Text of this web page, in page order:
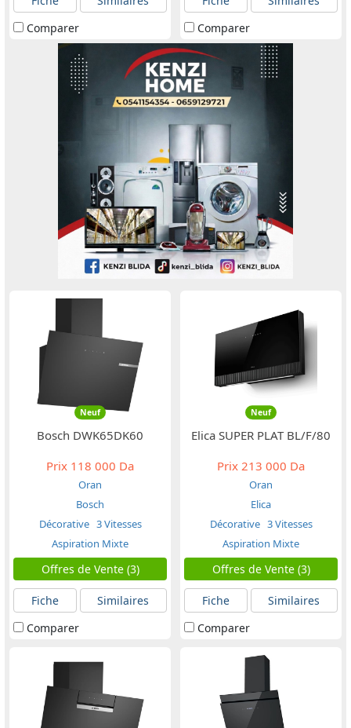
Comparer
Comparer
Neuf
Bosch DWK65DK60
Prix 118 000 Da
Oran
Bosch
Décorative 3 Vitesses
Aspiration Mixte
Offres de Vente (3)
Fiche
Similaires
Comparer
Neuf
Elica SUPER PLAT BL/F/80
Prix 213 000 Da
Oran
Elica
Décorative 3 Vitesses
Aspiration Mixte
Offres de Vente (3)
Fiche
Similaires
Comparer